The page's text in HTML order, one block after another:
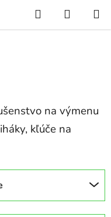
Hľadať
KOŠÍK
na výmenu
kľúče na